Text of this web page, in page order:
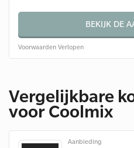
BEKIJK DE
Voorwaarden Verlopen
Vergelijkbare
voor Coolmix
Aanbieding